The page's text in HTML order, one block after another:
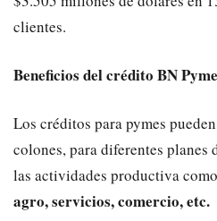
clientes.
Beneficios del crédito BN Pyme
Los créditos para pymes
colones, para diferentes planes
las actividades productiva
agro, servicios, comercio, etc.